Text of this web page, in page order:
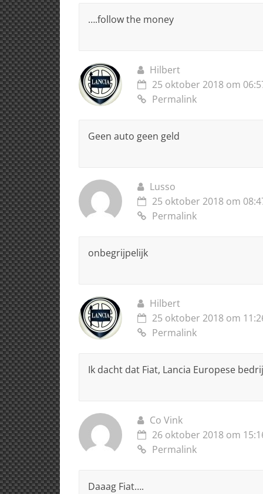
….follow the money
Hilbert
25 oktober 2018 om
Permalink
Geen auto geen geld
Lusso
25 oktober 2018 om
Permalink
onbegrijpelijk
Hilbert
25 oktober 2018 om
Permalink
Ik dacht dat Fiat, Lancia Europese
Co Vink
26 oktober 2018 om
Permalink
Daaag Fiat….